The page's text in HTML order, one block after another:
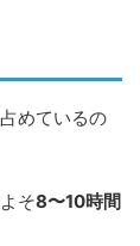
めているの
そ8〜10時間